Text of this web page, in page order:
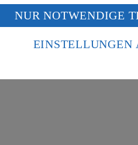
klickst, willigst du im
Daten in den USA verarbeitet
Standards nicht
durch US-amerikanische
NUR NOTWENDIGE
EINSTELLUNGEN